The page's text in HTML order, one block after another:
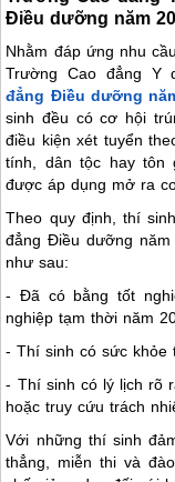
Điều dưỡng năm
Nhằm đáp ứng nhu
Trường Cao đẳng Y
đẳng Điều dưỡng
sinh đều có cơ hội
điều kiện xét tuyển
tính, dân tộc hay tôn
được áp dụng mở ra
Theo quy định, thí
đẳng Điều dưỡng
như sau:
- Đã có bằng tốt
nghiệp tạm thời năm
- Thí sinh có sức khỏe
- Thí sinh có lý lịch rõ
hoặc truy cứu trách
Với những thí sinh
thẳng, miễn thi và